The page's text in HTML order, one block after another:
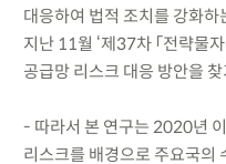
대응하여 법적 조치를 강화
지난 11월 ‘제37차 「전략물
공급망 리스크 대응 방안을
- 따라서 본 연구는 2020년
리스크를 배경으로 주요국의